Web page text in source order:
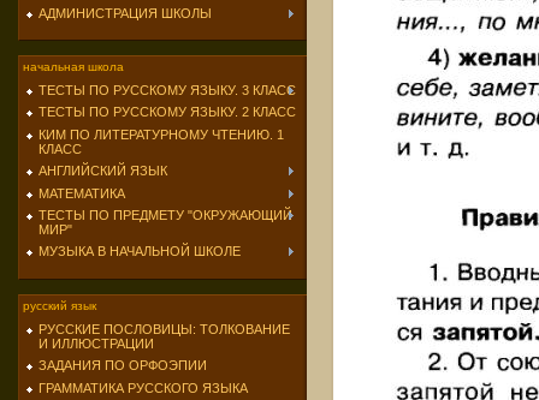
АДМИНИСТРАЦИЯ ШКОЛЫ
начальная школа
ТЕСТЫ ПО РУССКОМУ ЯЗЫКУ. 3 КЛАСС
ТЕСТЫ ПО РУССКОМУ ЯЗЫКУ. 2 КЛАСС
КИМ ПО ЛИТЕРАТУРНОМУ ЧТЕНИЮ. 1
КЛАСС
АНГЛИЙСКИЙ ЯЗЫК
МАТЕМАТИКА
ТЕСТЫ ПО ПРЕДМЕТУ "ОКРУЖАЮЩИЙ
МИР"
МУЗЫКА В НАЧАЛЬНОЙ ШКОЛЕ
русский язык
РУССКИЕ ПОСЛОВИЦЫ: ТОЛКОВАНИЕ
И ИЛЛЮСТРАЦИИ
ЗАДАНИЯ ПО ОРФОЭПИИ
ГРАММАТИКА РУССКОГО ЯЗЫКА